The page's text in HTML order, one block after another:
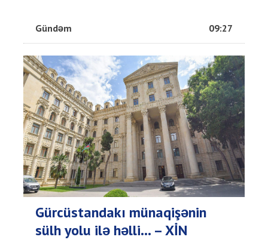
Gündəm 09:27
Gürcüstandakı münaqişənin
sülh yolu ilə həlli... – XİN